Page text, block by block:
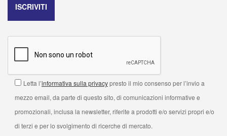
Letta l’informativa sulla privacypresto il mio consenso per l’invio a
mezzo email, da parte di questo sito, di comunicazioni informative e
promozionali, inclusa la newsletter, riferite a prodotti e/o servizi propri e/o
di terzi e per lo svolgimento di ricerche di mercato.